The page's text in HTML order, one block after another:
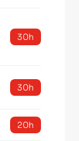
30h
30h
20h